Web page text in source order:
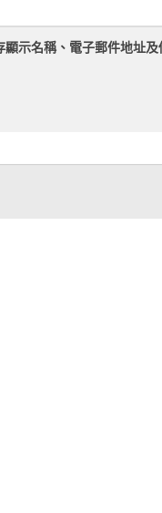
顯示名稱、電子郵件地址